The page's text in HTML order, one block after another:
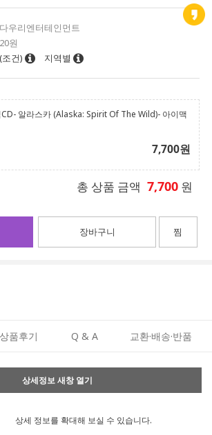
다우리엔터테인먼트
20원
(조건) 지역별
알라스카 (Alaska: Spirit Of The Wild)- 아이맥
7,700원
총 상품 금액 7,700 원
장바구니 찜
상품후기 Q & A 교환·배송·반품
상세정보 새창 열기
상세 정보를 확대해 보실 수 있습니다.